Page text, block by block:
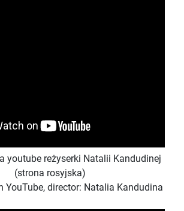
youtube reżyserki Natalii Kandudinej
(strona rosyjska)
YouTube, director: Natalia Kandudina